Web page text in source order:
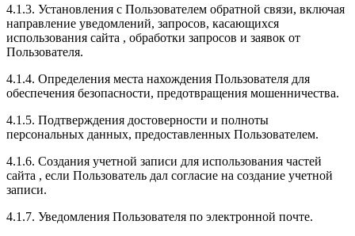
4.1.3. Установления с Пользователем обратной связи, включая
направление уведомлений, запросов, касающихся
использования сайта , обработки запросов и заявок от
Пользователя.
4.1.4. Определения места нахождения Пользователя для
обеспечения безопасности, предотвращения мошенничества.
4.1.5. Подтверждения достоверности и полноты
персональных данных, предоставленных Пользователем.
4.1.6. Создания учетной записи для использования частей
сайта , если Пользователь дал согласие на создание учетной
записи.
4.1.7. Уведомления Пользователя по электронной почте.